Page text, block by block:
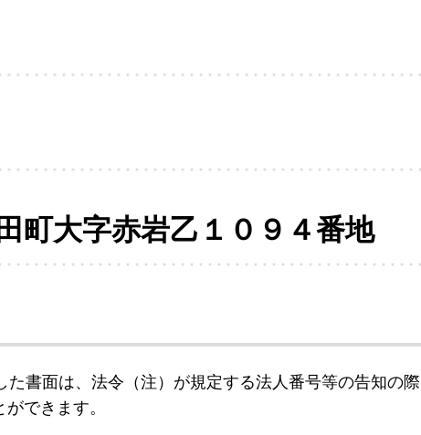
町大字赤岩乙１０９４番地
た書面は、法令（注）が規定する法人番号等の告知の
できます。